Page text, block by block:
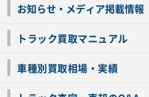
お知らせ・メディア掲載情報
トラック買取マニュアル
車種別買取相場・実績